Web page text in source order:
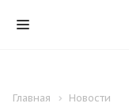
Главная Новости